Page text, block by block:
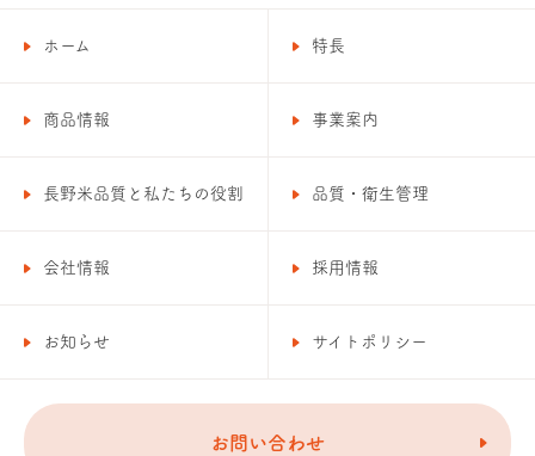
ホーム 特長
商品情報 事業案内
長野米品質と私たちの役割 品質・衛生管理
会社情報 採用情報
お知らせ サイトポリシー
お問い合わせ